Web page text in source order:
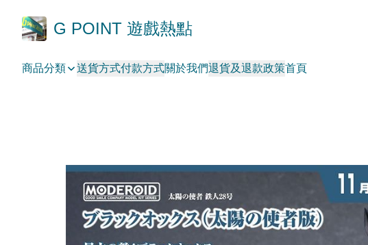
G POINT 遊戲熱點
商品分類 送貨方式付款方式關於我們退貨及退款政策首頁